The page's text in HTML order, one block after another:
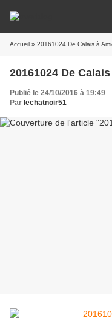
Accueil » 20161024 De Calais à
20161024 De
Publié le 24/10/2016 à 19:49
Par lechatnoir51